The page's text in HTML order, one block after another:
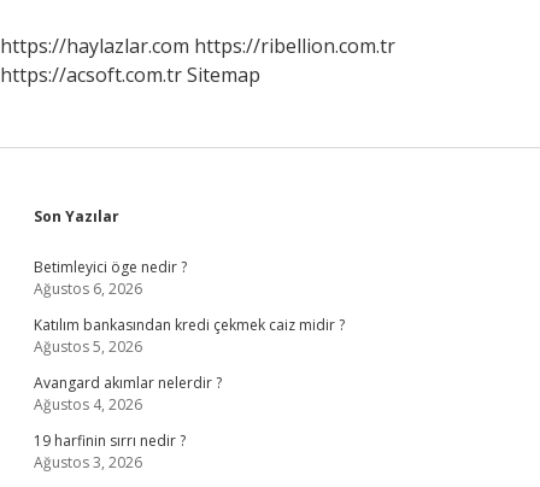
Yatacak
https://haylazlar.com https://ribellion.com.tr
https://acsoft.com.trSitemap
Sidebar
Son Yazılar
Betimleyici öge nedir ?
Ağustos 6, 2026
Katılım bankasından kredi çekmek caiz midir ?
Ağustos 5, 2026
Avangard akımlar nelerdir ?
Ağustos 4, 2026
19 harfinin sırrı nedir ?
Ağustos 3, 2026